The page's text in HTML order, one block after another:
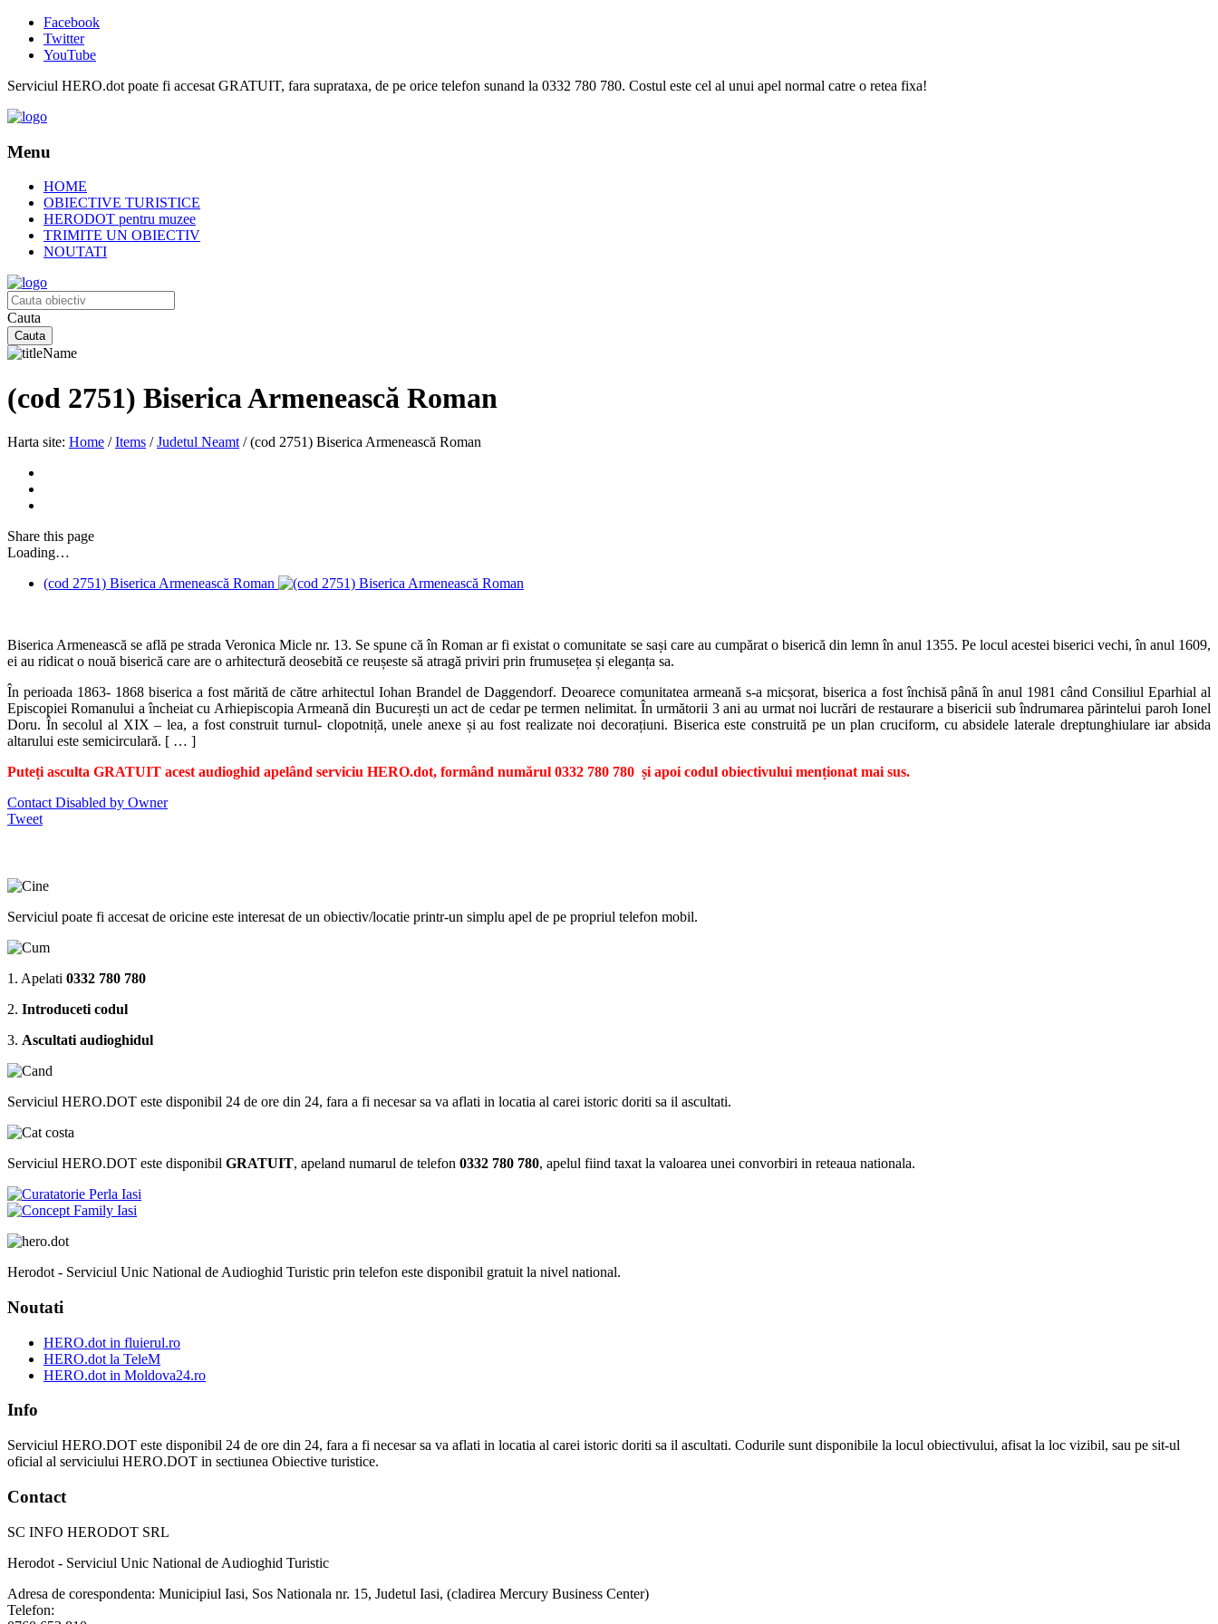
Facebook
Twitter
YouTube
Serviciul HERO.dot poate fi accesat GRATUIT, fara suprataxa, de pe orice telefon sunand la 0332 780 780. Costul este cel al unui apel normal catre o retea fixa!
Menu
HOME
OBIECTIVE TURISTICE
HERODOT pentru muzee
TRIMITE UN OBIECTIV
NOUTATI
Cauta
(cod 2751) Biserica Armenească Roman
Harta site: Home / Items / Judetul Neamt / (cod 2751) Biserica Armenească Roman
Share this page
Loading…
(cod 2751) Biserica Armenească Roman
Biserica Armenească se află pe strada Veronica Micle nr. 13. Se spune că în Roman ar fi existat o comunitate se sași care au cumpărat o biserică din lemn în anul 1355. Pe locul acestei biserici vechi, în anul 1609,
ei au ridicat o nouă biserică care are o arhitectură deosebită ce reușeste să atragă priviri prin frumusețea și eleganța sa.
În perioada 1863- 1868 biserica a fost mărită de către arhitectul Iohan Brandel de Daggendorf. Deoarece comunitatea armeană s-a micșorat, biserica a fost închisă până în anul 1981 când Consiliul Eparhial al
Episcopiei Romanului a încheiat cu Arhiepiscopia Armeană din București un act de cedar pe termen nelimitat. În următorii 3 ani au urmat noi lucrări de restaurare a bisericii sub îndrumarea părintelui paroh Ionel
Doru. În secolul al XIX – lea, a fost construit turnul- clopotniță, unele anexe și au fost realizate noi decorațiuni. Biserica este construită pe un plan cruciform, cu absidele laterale dreptunghiulare iar absida
altarului este semicirculară. [ … ]
Puteți asculta GRATUIT acest audioghid apelând serviciu HERO.dot, formând numărul 0332 780 780 și apoi codul obiectivului menționat mai sus.
Contact Disabled by Owner
Tweet
Serviciul poate fi accesat de oricine este interesat de un obiectiv/locatie printr-un simplu apel de pe propriul telefon mobil.
1. Apelati 0332 780 780
2. Introduceti codul
3. Ascultati audioghidul
Serviciul HERO.DOT este disponibil 24 de ore din 24, fara a fi necesar sa va aflati in locatia al carei istoric doriti sa il ascultati.
Serviciul HERO.DOT este disponibil GRATUIT, apeland numarul de telefon 0332 780 780, apelul fiind taxat la valoarea unei convorbiri in reteaua nationala.
Herodot - Serviciul Unic National de Audioghid Turistic prin telefon este disponibil gratuit la nivel national.
Noutati
HERO.dot in fluierul.ro
HERO.dot la TeleM
HERO.dot in Moldova24.ro
Info
Serviciul HERO.DOT este disponibil 24 de ore din 24, fara a fi necesar sa va aflati in locatia al carei istoric doriti sa il ascultati. Codurile sunt disponibile la locul obiectivului, afisat la loc vizibil, sau pe sit-ul
oficial al serviciului HERO.DOT in sectiunea Obiective turistice.
Contact
SC INFO HERODOT SRL
Herodot - Serviciul Unic National de Audioghid Turistic
Adresa de corespondenta: Municipiul Iasi, Sos Nationala nr. 15, Judetul Iasi, (cladirea Mercury Business Center)
Telefon: